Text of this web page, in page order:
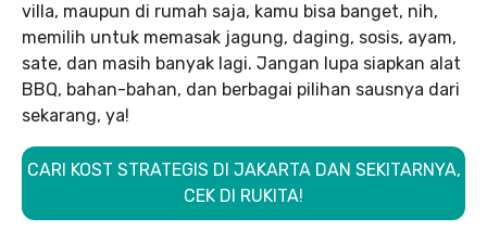
villa, maupun di rumah saja, kamu bisa banget, nih,
memilih untuk memasak jagung, daging, sosis, ayam,
sate, dan masih banyak lagi. Jangan lupa siapkan alat
BBQ, bahan-bahan, dan berbagai pilihan sausnya dari
sekarang, ya!
CARI KOST STRATEGIS DI JAKARTA DAN SEKITARNYA,
CEK DI RUKITA!